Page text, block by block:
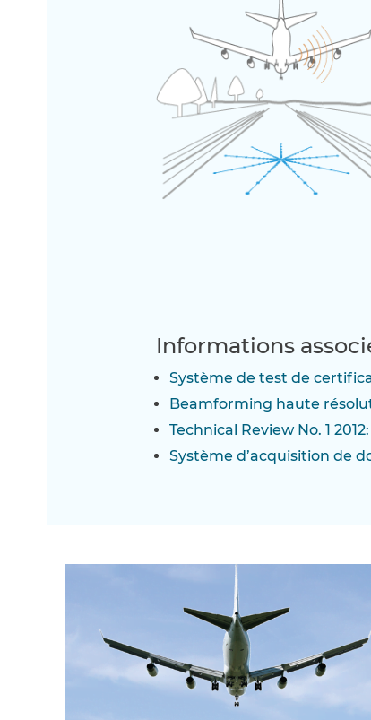
Informations
Système de test de
Beamforming haute
Technical Review No. 1
Système d’acquisition de